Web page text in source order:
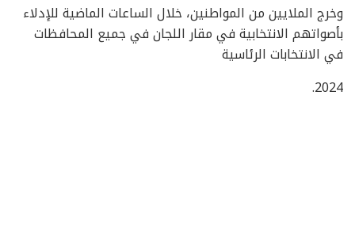
وخرج الملايين من المواطنين، خلال الساعات الماضية للإدلاء
بأصواتهم الانتخابية في مقار اللجان في جميع المحافظات
في الانتخابات الرئاسية
2024.